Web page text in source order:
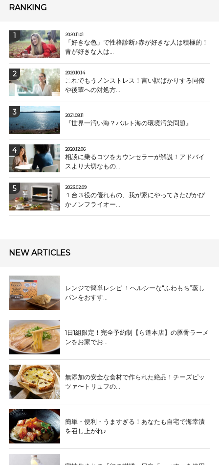
RANKING
2020.11.01
「好きな色」で性格診断♪赤が好きな人は積極的！
青が好きな人は...
2020.10.14
これでもうノンストレス！言い訳ばかりする同僚
や後輩への対処方...
2021.08.11
『世界一汚い海？バルト海の環境汚染問題』
2020.12.06
相談に乗るコツをカウンセラーが解説！アドバイ
スより大切なもの...
2023.02.09
１台３役の優れもの、我が家にやってきたぴかぴ
かノンフライオー...
NEW ARTICLES
レンジで簡単レシピ ！ヘルシーな“ふわもち”蒸し
パンをおすす...
1日1組限定！完全予約制【ら道本店】の豚骨ラーメ
ンをお家でお...
無添加の安全な食材で作られた絶品！チーズピッ
ツァ〜トリュフの...
簡単・便利・うますぎる！あなたも自宅で海幸漬
を召し上がれ♪